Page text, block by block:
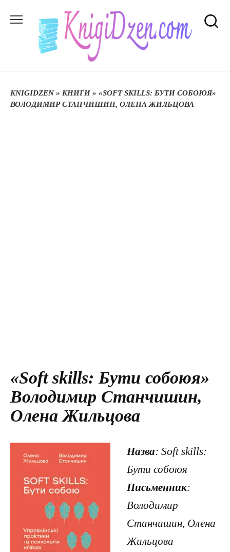
до
KNIGIDZEN» КНИГИ » «SOFT SKILLS: БУТИ СОБОЮЯ»
ВОЛОДИМИР СТАНЧИШИН, ОЛЕНА ЖИЛЬЦОВА
«Soft skills: Бути собоюя»
Володимир Станчишин,
Олена Жильцова
Назва: Soft skills:
Бути собоюя
Письменник:
Володимир
Станчишин, Олена
Жильцова